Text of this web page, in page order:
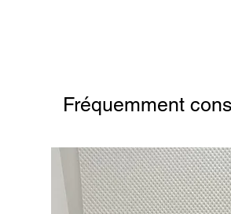
Fréquemment